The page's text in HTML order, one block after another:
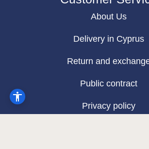
About Us
Delivery in Cyprus
Return and
Public contract
Privacy policy